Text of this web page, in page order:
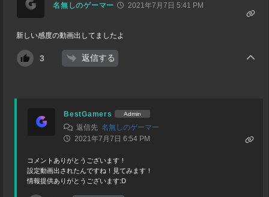
名無しのゲーマー 2021年7月7日 5:41 PM
新しい感度の動画出してましたよ
3 返信する
BestGamers Admin
返信先名無しのゲーマー
2021年7月7日 6:54 PM
コメントありがとうございます！
設定動画出されたんですね！見てみます！
情報提供ありがとうございます:D